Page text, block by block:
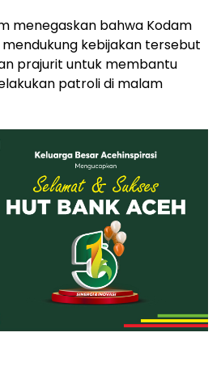
menegaskan bahwa Kodam
kebijakan tersebut
prajurit untuk membantu
patroli di malam